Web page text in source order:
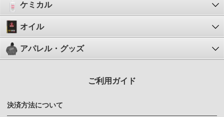
ケミカル
オイル
アパレル・グッズ
ご利用ガイド
決済方法について